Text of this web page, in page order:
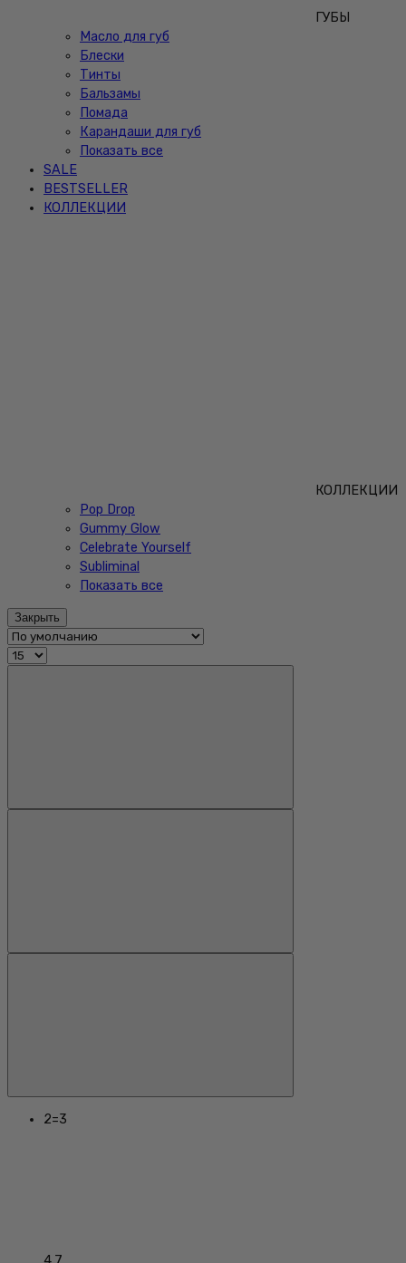
ГУБЫ
Масло для губ
Блески
Тинты
Бальзамы
Помада
Карандаши для губ
Показать все
SALE
BESTSELLER
КОЛЛЕКЦИИ
КОЛЛЕКЦИИ
Pop Drop
Gummy Glow
Celebrate Yourself
Subliminal
Показать все
Закрыть
2=3